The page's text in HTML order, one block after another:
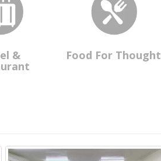
& Food For Thought